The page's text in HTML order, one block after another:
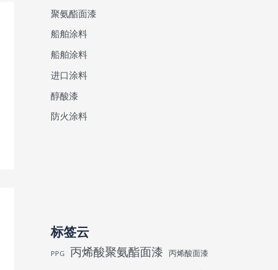
聚氨酯面漆
船舶涂料
船舶涂料
进口涂料
醇酸漆
防火涂料
标签云
PPG 丙烯酸聚氨酯面漆 丙烯酸面漆